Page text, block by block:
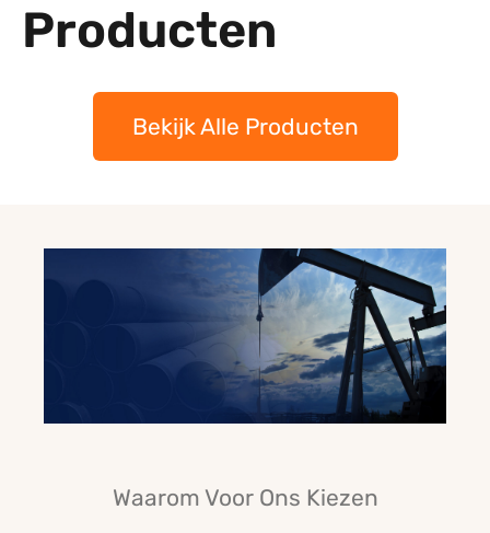
Producten
Bekijk Alle Producten
Waarom Voor Ons Kiezen